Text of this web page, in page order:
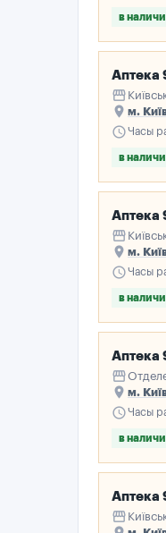
в
Аптека
storefront
place м.
scheduleЧасы
в
Аптека
storefront
place м.
scheduleЧасы
в
Аптека
storefront
place м.
scheduleЧасы
в
Аптека
storefront